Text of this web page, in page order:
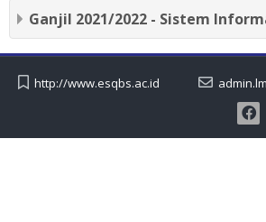
Ganjil 2021/2022 - Sistem
http://www.esqbs.ac.id